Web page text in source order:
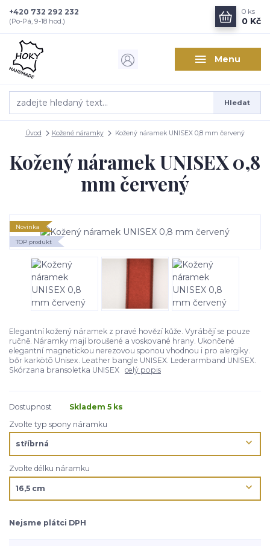
Menu
Hledat
+420 732 292 232
(Po-Pá, 9-18 hod.)
0 ks
0 Kč
Úvod Kožené náramky Kožený náramek UNISEX 0,8 mm červený
Kožený náramek UNISEX 0,8
mm červený
Novinka
TOP produkt
Elegantní kožený náramek z pravé hovězí kůže. Vyrábějí se pouze
ručně. Náramky mají broušené a voskované hrany. Ukončené
elegantní magnetickou nerezovou sponou vhodnou i pro alergiky.
bőr karkötõ Unisex. Leather bangle UNISEX. Lederarmband UNISEX.
Skórzana bransoletka UNISEX celý popis
Dostupnost
Skladem 5 ks
Zvolte typ spony náramku
Zvolte délku náramku
Nejsme plátci DPH